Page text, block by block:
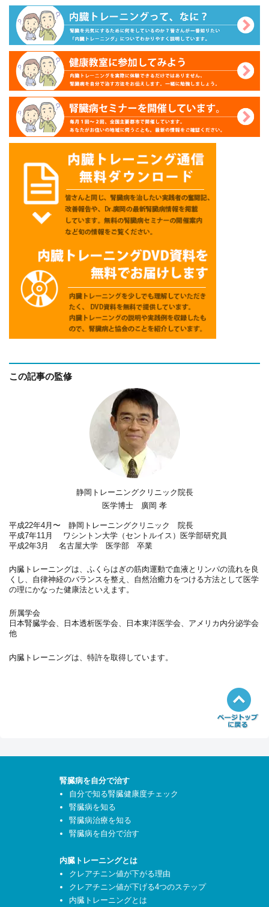
この記事の監修
静岡トレーニングクリニック院長
医学博士 廣岡 孝
平成22年4月〜 静岡トレーニングクリニック 院長
平成7年11月 ワシントン大学（セントルイス）医学部研究員
平成2年3月 名古屋大学 医学部 卒業
内臓トレーニングは、ふくらはぎの筋肉運動で血液とリンパの流れを良
くし、自律神経のバランスを整え、自然治癒力をつける方法として医学
の理にかなった健康法といえます。
所属学会
日本腎臓学会、日本透析医学会、日本東洋医学会、アメリカ内分泌学会
他
内臓トレーニングは、特許を取得しています。
腎臓病を自分で治す
自分で知る腎臓健康度チェック
腎臓病を知る
腎臓病治療を知る
腎臓病を自分で治す
内臓トレーニングとは
クレアチニン値が下がる理由
クレアチニン値が下げる4つのステップ
内臓トレーニングとは